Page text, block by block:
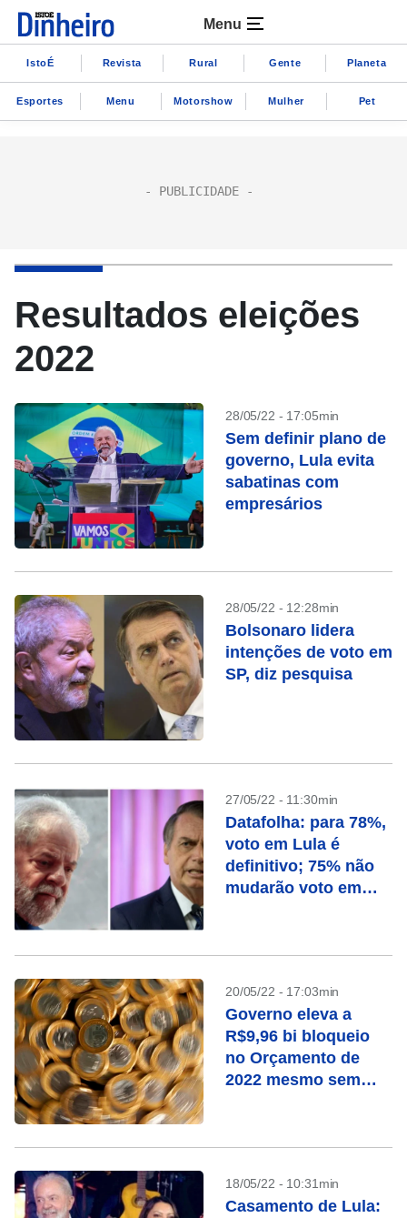
Menu
IstoÉ Revista Rural Gente Planeta
Esportes Menu Motorshow Mulher Pet
Resultados eleições
2022
28/05/22 - 17:05min
Sem definir plano de
governo, Lula evita
sabatinas com
empresários
28/05/22 - 12:28min
Bolsonaro lidera
intenções de voto em
SP, diz pesquisa
27/05/22 - 11:30min
Datafolha: para 78%,
voto em Lula é
definitivo; 75% não
mudarão voto em
20/05/22 - 17:03min
Governo eleva a
R$9,96 bi bloqueio
no Orçamento de
2022 mesmo sem
18/05/22 - 10:31min
Casamento de Lula: